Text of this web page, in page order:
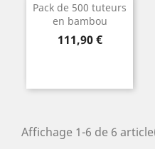
Pack de 500 tuteurs
en bambou
Prix
111,90 €
Affichage 1-6 de 6